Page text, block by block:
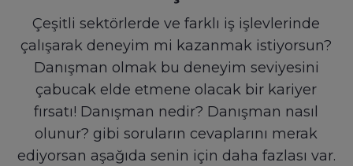
Çeşitli sektörlerde ve farklı iş işlevlerinde
çalışarak deneyim mi kazanmak istiyorsun?
Danışman olmak bu deneyim seviyesini
çabucak elde etmene olacak bir kariyer
fırsatı! Danışman nedir? Danışman nasıl
olunur? gibi soruların cevaplarını merak
ediyorsan aşağıda senin için daha fazlası var.